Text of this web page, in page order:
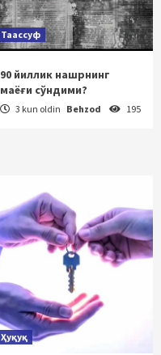
Таассуф
90 йиллик нашрнинг
маёғи сўндими?
3 kun oldin Behzod 195
Ҳуқуқ